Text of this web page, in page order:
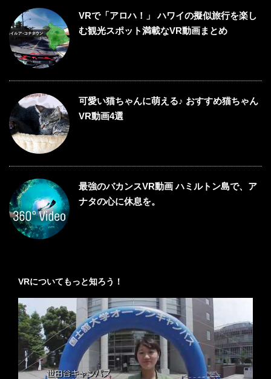
VRで「アロハ！」 ハワイの擬似旅行を楽し
む観光スポット満載なVR動画まとめ
可愛い猫ちゃんに萌える♪ おすすめ猫ちゃん
VR動画4選
最強のバカンスVR動画 ハミルトン島で、ア
ナタの心に休息を。
VRについてもっと知ろう！